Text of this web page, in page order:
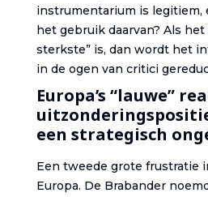
instrumentarium is
het gebruik daarvan? Als
sterkste” is, dan wordt het
in de ogen van critici
Europa’s “lauwe”
een strategisch
Een tweede grote frustratie
Europa. De Brabander